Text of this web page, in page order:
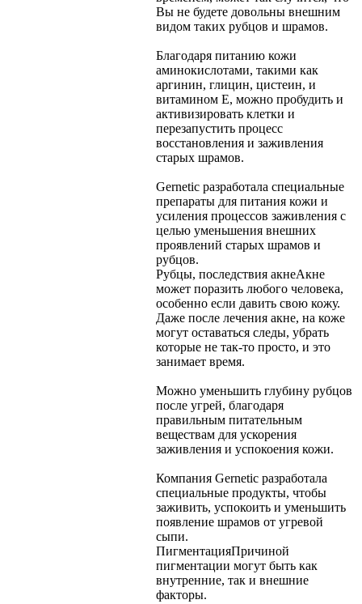
Вы не будете довольны внешним
видом таких рубцов и шрамов.
Благодаря питанию кожи
аминокислотами, такими как
аргинин, глицин, цистеин, и
витамином Е, можно пробудить и
активизировать клетки и
перезапустить процесс
восстановления и заживления
старых шрамов.
Gernetic разработала специальные
препараты для питания кожи и
усиления процессов заживления с
целью уменьшения внешних
проявлений старых шрамов и
рубцов.
Рубцы, последствия акнеАкне
может поразить любого человека,
особенно если давить свою кожу.
Даже после лечения акне, на коже
могут оставаться следы, убрать
которые не так-то просто, и это
занимает время.
Можно уменьшить глубину рубцов
после угрей, благодаря
правильным питательным
веществам для ускорения
заживления и успокоения кожи.
Компания Gernetic разработала
специальные продукты, чтобы
заживить, успокоить и уменьшить
появление шрамов от угревой
сыпи.
ПигментацияПричиной
пигментации могут быть как
внутренние, так и внешние
факторы.